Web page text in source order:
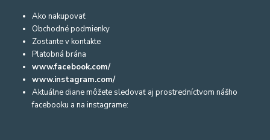
Ako nakupovať
Obchodné podmienky
Zostante v kontakte
Platobná brána
www.facebook.com/
www.instagram.com/
Aktuálne diane môžete sledovať aj prostredníctvom nášho
facebooku a na instagrame: